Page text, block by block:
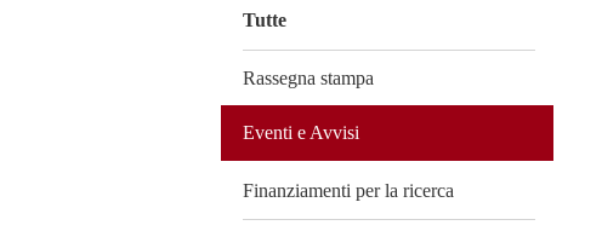
Tutte
Rassegna stampa
Eventi e Avvisi
Finanziamenti per la ricerca